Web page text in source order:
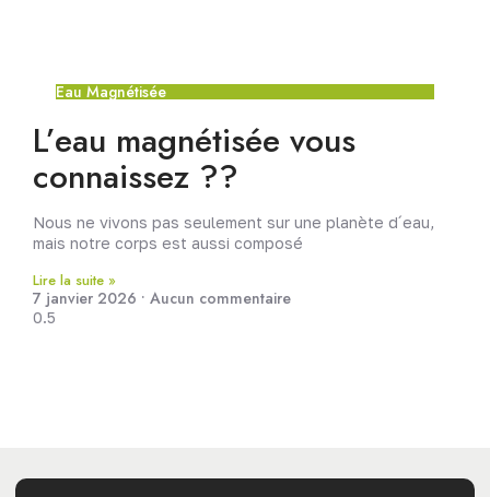
Eau Magnétisée
L’eau magnétisée vous
connaissez ??
Nous ne vivons pas seulement sur une planète d´eau,
mais notre corps est aussi composé
Lire la suite »
7 janvier 2026 Aucun commentaire